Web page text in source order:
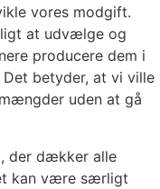
vores modgift.
at udvælge og
producere dem i
betyder, at vi ville
uden at gå
der dækker alle
kan være særligt